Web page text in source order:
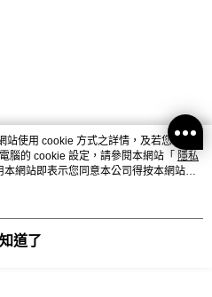
使用 cookie 方式之詳情，及若您不希
腦的 cookie 設定，請參閱本網站「 隱私
網站即表示您同意本公司得按本網站使
道了